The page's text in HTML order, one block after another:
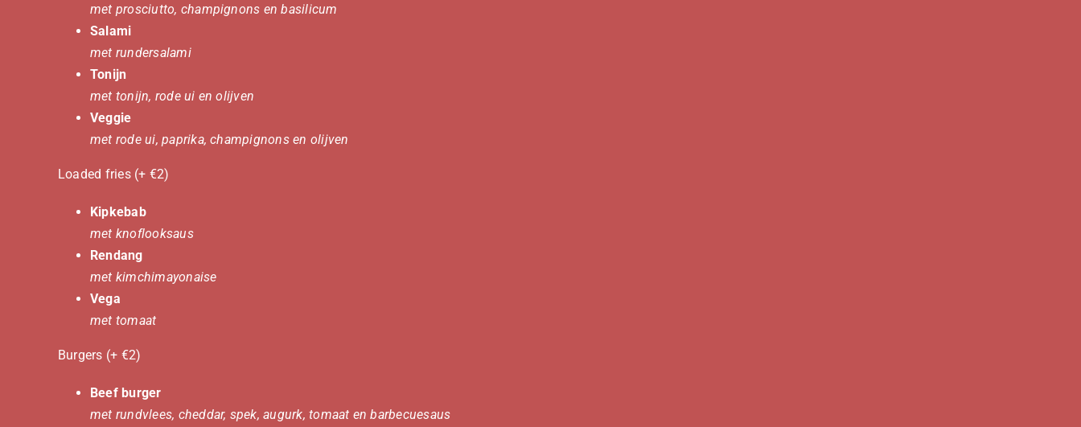
met prosciutto, champignons en basilicum
Salami
met rundersalami
Tonijn
met tonijn, rode ui en olijven
Veggie
met rode ui, paprika, champignons en olijven
Loaded fries (+ €2)
Kipkebab
met knoflooksaus
Rendang
met kimchimayonaise
Vega
met tomaat
Burgers (+ €2)
Beef burger
met rundvlees, cheddar, spek, augurk, tomaat en barbecuesaus